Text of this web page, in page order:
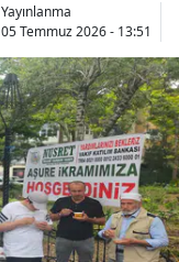
Bilecik
Bingöl
Bitlis
Bolu
Burdur
Bursa
Yayınlanma
05 Temmuz 2026 - 13:51